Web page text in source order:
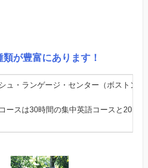
類が豊富にあります！
ュ・ランゲージ・センター（ボストン
ースは30時間の集中英語コースと20時